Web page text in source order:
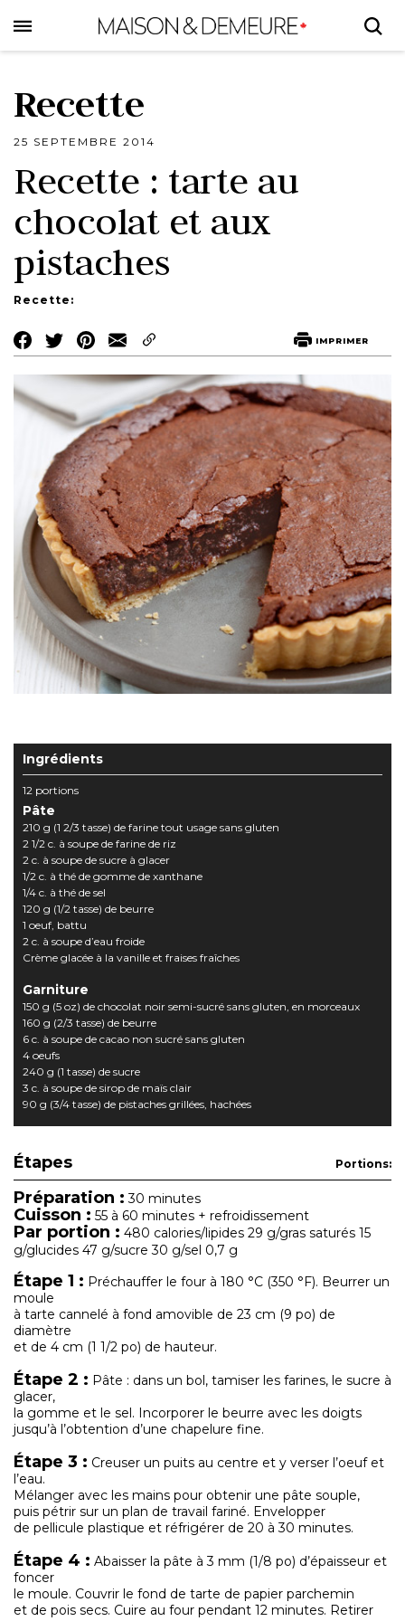
to
main
Recette
25 SEPTEMBRE 2014
Recette : tarte au
chocolat et aux
pistaches
Recette:
Share
on
Facebook
Share
on
Twitter
Share
on
Pinterest
IMPRIMER
Ingrédients
12 portions
Pâte
210 g (1 2/3 tasse) de farine tout usage sans gluten
2 1/2 c. à soupe de farine de riz
2 c. à soupe de sucre à glacer
1/2 c. à thé de gomme de xanthane
1/4 c. à thé de sel
120 g (1/2 tasse) de beurre
1 oeuf, battu
2 c. à soupe d’eau froide
Crème glacée à la vanille et fraises fraîches
Garniture
150 g (5 oz) de chocolat noir semi-sucré sans gluten, en morceaux
160 g (2/3 tasse) de beurre
6 c. à soupe de cacao non sucré sans gluten
4 oeufs
240 g (1 tasse) de sucre
3 c. à soupe de sirop de maïs clair
90 g (3/4 tasse) de pistaches grillées, hachées
Étapes Portions:
Préparation : 30 minutes
Cuisson : 55 à 60 minutes + refroidissement
Par portion : 480 calories/lipides 29 g/gras saturés 15
g/glucides 47 g/sucre 30 g/sel 0,7 g
Étape 1 : Préchauffer le four à 180 °C (350 °F). Beurrer un
moule
à tarte cannelé à fond amovible de 23 cm (9 po) de
diamètre
et de 4 cm (1 1/2 po) de hauteur.
Étape 2 : Pâte : dans un bol, tamiser les farines, le sucre à
glacer,
la gomme et le sel. Incorporer le beurre avec les doigts
jusqu’à l’obtention d’une chapelure fine.
Étape 3 : Creuser un puits au centre et y verser l’oeuf et
l’eau.
Mélanger avec les mains pour obtenir une pâte souple,
puis pétrir sur un plan de travail fariné. Envelopper
de pellicule plastique et réfrigérer de 20 à 30 minutes.
Étape 4 : Abaisser la pâte à 3 mm (1/8 po) d’épaisseur et
foncer
le moule. Couvrir le fond de tarte de papier parchemin
et de pois secs. Cuire au four pendant 12 minutes. Retirer